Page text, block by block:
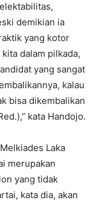
demikian ia
yang kotor
dalam pilkada,
yang sangat
kalau
bisa dikembalikan
kata Handojo.
Laka
merupakan
yang tidak
kata dia, akan